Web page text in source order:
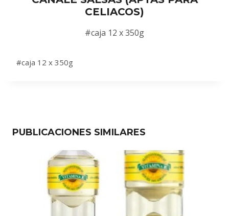
CELIACOS)
#caja 12 x 350g
#caja 12 x 350g
PUBLICACIONES SIMILARES